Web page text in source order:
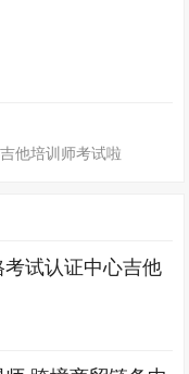
他培训师考试啦
试认证中心吉他